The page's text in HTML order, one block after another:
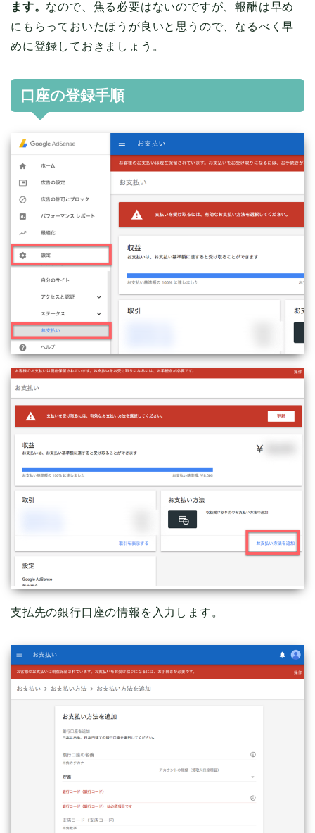
ます。 なので、焦る必要はないのですが、報酬は早め
にもらっておいたほうが良いと思うので、なるべく早
めに登録しておきましょう。
口座の登録手順
支払先の銀行口座の情報を入力します。